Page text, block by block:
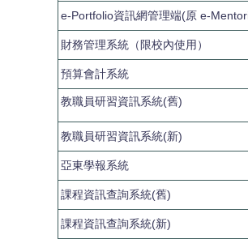
e-Portfolio資訊網管理端(原 e-
財務管理系統（限校內使用）
預算會計系統
教職員研習資訊系統(舊)
教職員研習資訊系統(新)
亞東學報系統
課程資訊查詢系統(舊)
課程資訊查詢系統(新)